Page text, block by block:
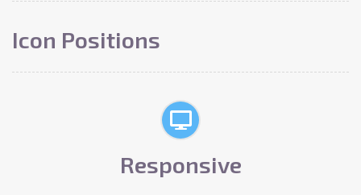
Icon Positions
Responsive